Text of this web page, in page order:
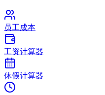
员工成本
工资计算器
休假计算器